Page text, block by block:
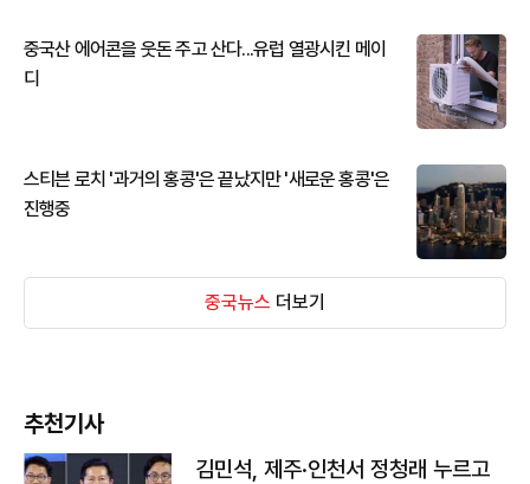
중국산 에어콘을 웃돈 주고 산다...유럽 열광시킨 메이
디
스티븐 로치 '과거의 홍콩'은 끝났지만 '새로운 홍콩'은
진행중
중국뉴스 더보기
추천기사
김민석, 제주·인천서 정청래 누르고